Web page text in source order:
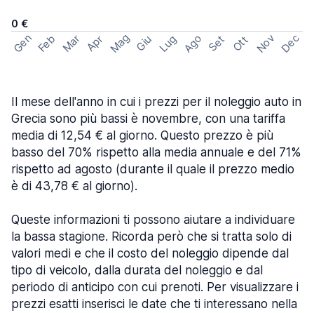
0 €
Gen Feb Mar Apr Mag Giu Lug Ago Set Ott Nov Dec
Il mese dell'anno in cui i prezzi per il noleggio auto in
Grecia sono più bassi è novembre, con una tariffa
media di 12,54 € al giorno. Questo prezzo è più
basso del 70% rispetto alla media annuale e del 71%
rispetto ad agosto (durante il quale il prezzo medio
è di 43,78 € al giorno).
Queste informazioni ti possono aiutare a individuare
la bassa stagione. Ricorda però che si tratta solo di
valori medi e che il costo del noleggio dipende dal
tipo di veicolo, dalla durata del noleggio e dal
periodo di anticipo con cui prenoti. Per visualizzare i
prezzi esatti inserisci le date che ti interessano nella